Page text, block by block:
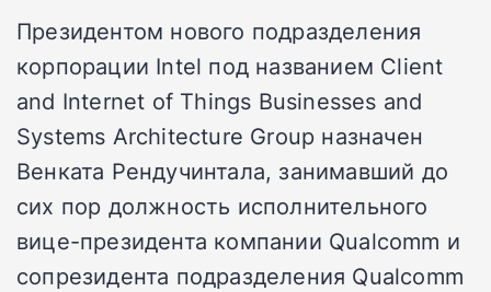
Президентом нового подразделения
корпорации Intel под названием Client
and Internet of Things Businesses and
Systems Architecture Group назначен
Венката Рендучинтала, занимавший до
сих пор должность исполнительного
вице-президента компании Qualcomm и
сопрезидента подразделения Qualcomm